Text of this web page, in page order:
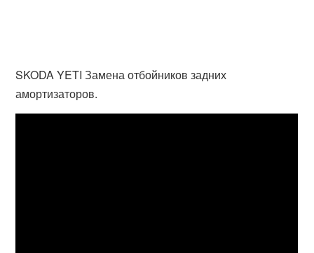
SKODA YETI Замена отбойников задних
амортизаторов.